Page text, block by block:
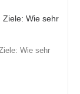
Ziele: Wie sehr
Wie sehr